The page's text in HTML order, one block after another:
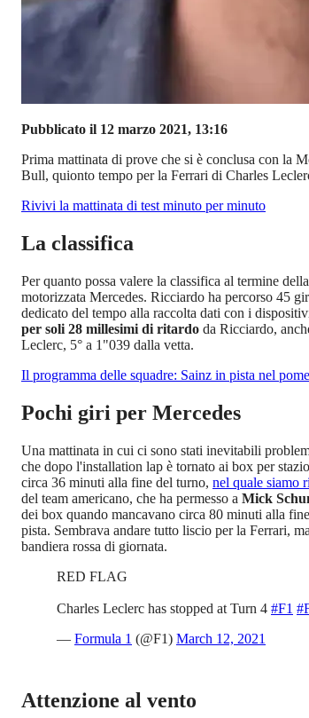
Pubblicato il 12 marzo 2021, 13:16
Prima mattinata di prove che si è conclusa con la
Bull, quionto tempo per la Ferrari di Charles
Rivivi la mattinata di test minuto per minuto
La classifica
Per quanto possa valere la classifica al termine
motorizzata Mercedes. Ricciardo ha percorso 45
dedicato del tempo alla raccolta dati con i
per soli 28 millesimi di ritardo da Ricciardo,
Leclerc, 5° a 1"039 dalla vetta.
Il programma delle squadre: Sainz in pista nel
Pochi giri per Mercedes
Una mattinata in cui ci sono stati inevitabili
che dopo l'installation lap è tornato ai box per
circa 36 minuti alla fine del turno, nel quale siamo
del team americano, che ha permesso a Mick
dei box quando mancavano circa 80 minuti alla
pista. Sembrava andare tutto liscio per la Ferrari,
bandiera rossa di giornata.
RED FLAG
Charles Leclerc has stopped at Turn 4 #F1
— Formula 1 (@F1) March 12, 2021
Attenzione al vento